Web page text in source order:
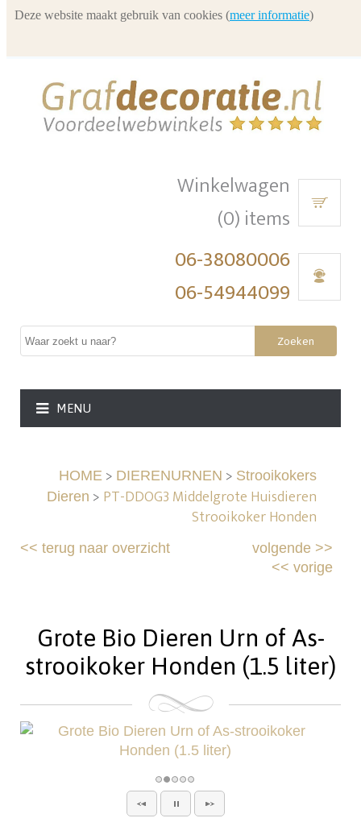
Winkelwagen
(0) items
06-38080006
06-54944099
Zoeken
MENU
HOME> DIERENURNEN > Strooikokers
Dieren > PT-DDOG3 Middelgrote Huisdieren
Strooikoker Honden
<<terug naar overzicht volgende>>
<< vorige
Grote Bio Dieren Urn of As-
strooikoker Honden (1.5 liter)
Deze website maakt gebruik van cookies (meer informatie)